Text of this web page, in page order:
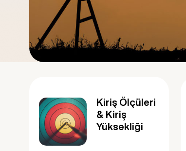
Kiriş Ölçüleri
& Kiriş
Yüksekliği